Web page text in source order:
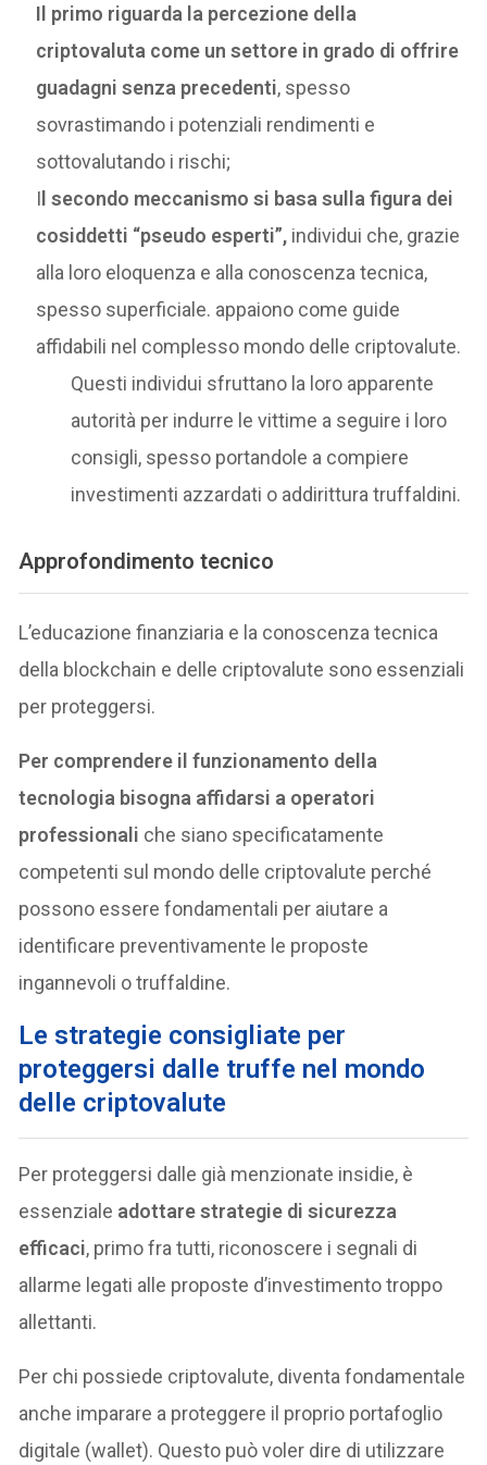
Il primo riguarda la percezione della
criptovaluta come un settore in grado di offrire
guadagni senza precedenti, spesso
sovrastimando i potenziali rendimenti e
sottovalutando i rischi;
I l secondo meccanismo si basa sulla figura dei
cosiddetti “pseudo esperti”, individui che, grazie
alla loro eloquenza e alla conoscenza tecnica,
spesso superficiale. appaiono come guide
affidabili nel complesso mondo delle criptovalute.
Questi individui sfruttano la loro apparente
autorità per indurre le vittime a seguire i loro
consigli, spesso portandole a compiere
investimenti azzardati o addirittura truffaldini.
Approfondimento tecnico
L’educazione finanziaria e la conoscenza tecnica
della blockchain e delle criptovalute sono essenziali
per proteggersi.
Per comprendere il funzionamento della
tecnologia bisogna affidarsi a operatori
professionali che siano specificatamente
competenti sul mondo delle criptovalute perché
possono essere fondamentali per aiutare a
identificare preventivamente le proposte
ingannevoli o truffaldine.
Le strategie consigliate per
proteggersi dalle truffe nel mondo
delle criptovalute
Per proteggersi dalle già menzionate insidie, è
essenziale adottare strategie di sicurezza
efficaci, primo fra tutti, riconoscere i segnali di
allarme legati alle proposte d’investimento troppo
allettanti.
Per chi possiede criptovalute, diventa fondamentale
anche imparare a proteggere il proprio portafoglio
digitale (wallet). Questo può voler dire di utilizzare